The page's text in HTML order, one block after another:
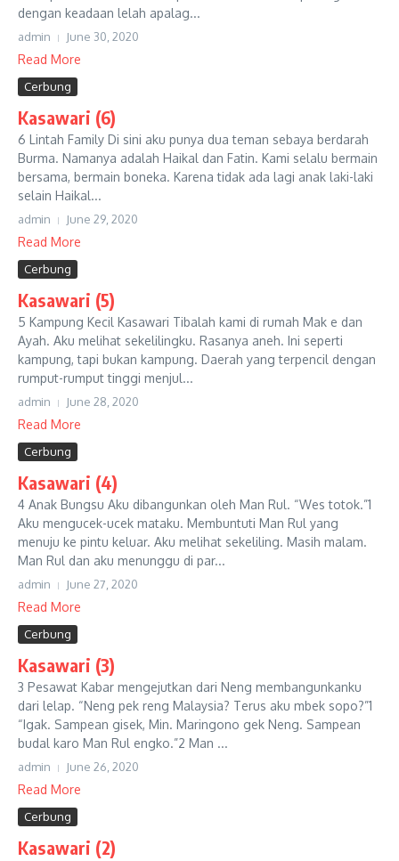
dengan keadaan lelah apalag...
admin June 30, 2020
Read More
Cerbung
Kasawari (6)
6 Lintah Family Di sini aku punya dua teman sebaya berdarah
Burma. Namanya adalah Haikal dan Fatin. Kami selalu bermain
bersama, bermain boneka. Karena tidak ada lagi anak laki-laki
selain Haikal...
admin June 29, 2020
Read More
Cerbung
Kasawari (5)
5 Kampung Kecil Kasawari Tibalah kami di rumah Mak e dan
Ayah. Aku melihat sekelilingku. Rasanya aneh. Ini seperti
kampung, tapi bukan kampung. Daerah yang terpencil dengan
rumput-rumput tinggi menjul...
admin June 28, 2020
Read More
Cerbung
Kasawari (4)
4 Anak Bungsu Aku dibangunkan oleh Man Rul. “Wes totok.”1
Aku mengucek-ucek mataku. Membuntuti Man Rul yang
menuju ke pintu keluar. Aku melihat sekeliling. Masih malam.
Man Rul dan aku menunggu di par...
admin June 27, 2020
Read More
Cerbung
Kasawari (3)
3 Pesawat Kabar mengejutkan dari Neng membangunkanku
dari lelap. “Neng pek reng Malaysia? Terus aku mbek sopo?”1
“Igak. Sampean gisek, Min. Maringono gek Neng. Sampean
budal karo Man Rul engko.”2 Man ...
admin June 26, 2020
Read More
Cerbung
Kasawari (2)